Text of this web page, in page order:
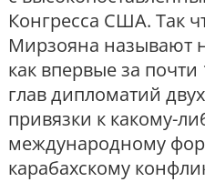
Конгресса США. Так
Мирзояна называют
как впервые за
глав дипломатий
привязки к какому-
международному
карабахскому